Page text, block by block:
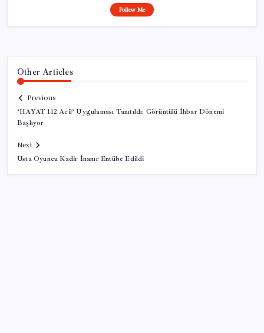
Follow Me
Other Articles
Previous
‘HAYAT 112 Acil’ Uygulaması Tanıtıldı: Görüntülü İhbar Dönemi
Başlıyor
Next
Usta Oyuncu Kadir İnanır Entübe Edildi